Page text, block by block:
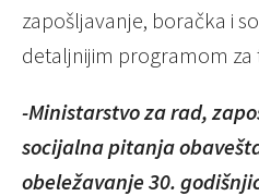
zapošljavanje, boračka i
detaljnijim programom za
-Ministarstvo za rad,
socijalna pitanja
obeležavanje 30.